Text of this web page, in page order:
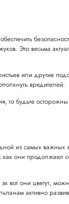
Это весьма
или другие
вредителей.
то будьте
из самых
они продолжают
они цветут,
активно